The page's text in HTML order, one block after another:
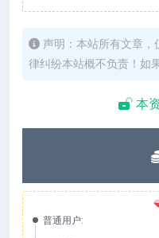
声明：本站所有文章
律纠纷本站概不负责！如
本
普通用户: